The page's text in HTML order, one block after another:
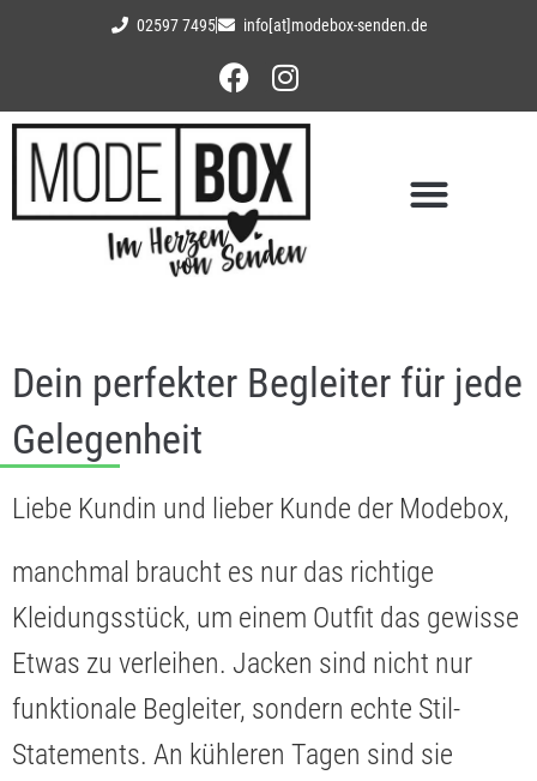
02597 7495 info[at]modebox-senden.de
Dein perfekter Begleiter für jede
Gelegenheit
Liebe Kundin und lieber Kunde der Modebox,
manchmal braucht es nur das richtige
Kleidungsstück, um einem Outfit das gewisse
Etwas zu verleihen. Jacken sind nicht nur
funktionale Begleiter, sondern echte Stil-
Statements. An kühleren Tagen sind sie